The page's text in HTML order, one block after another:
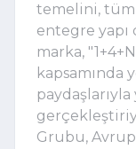
temelini, tüm
entegre
marka,
kapsamında
Grubu,